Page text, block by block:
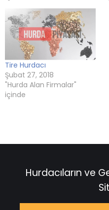
Tire Hurdacı
Şubat 27, 2018
"Hurda Alan Firmalar"
içinde
Hurdacıların ve